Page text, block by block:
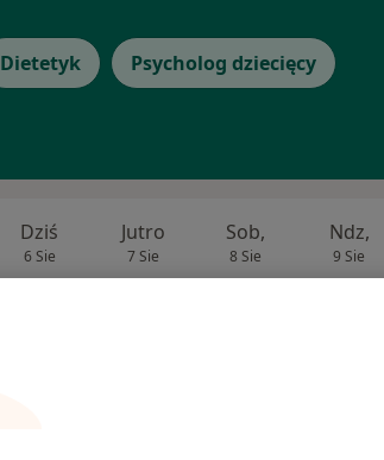
Dietetyk Psycholog dziecięcy
Dziś
6 Sie
Jutro
7 Sie
Sob,
8 Sie
Ndz,
9 Sie